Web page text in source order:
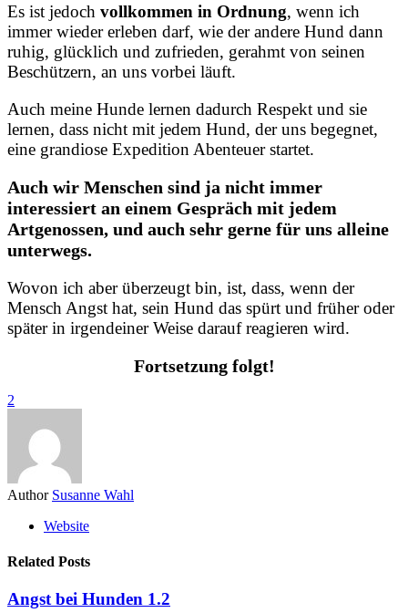
Es ist jedoch vollkommen in Ordnung, wenn ich
immer wieder erleben darf, wie der andere Hund dann
ruhig, glücklich und zufrieden, gerahmt von seinen
Beschützern, an uns vorbei läuft.
Auch meine Hunde lernen dadurch Respekt und sie
lernen, dass nicht mit jedem Hund, der uns begegnet,
eine grandiose Expedition Abenteuer startet.
Auch wir Menschen sind ja nicht immer
interessiert an einem Gespräch mit jedem
Artgenossen, und auch sehr gerne für uns alleine
unterwegs.
Wovon ich aber überzeugt bin, ist, dass, wenn der
Mensch Angst hat, sein Hund das spürt und früher oder
später in irgendeiner Weise darauf reagieren wird.
Fortsetzung folgt!
2
Author Susanne Wahl
Website
Related Posts
Angst bei Hunden 1.2